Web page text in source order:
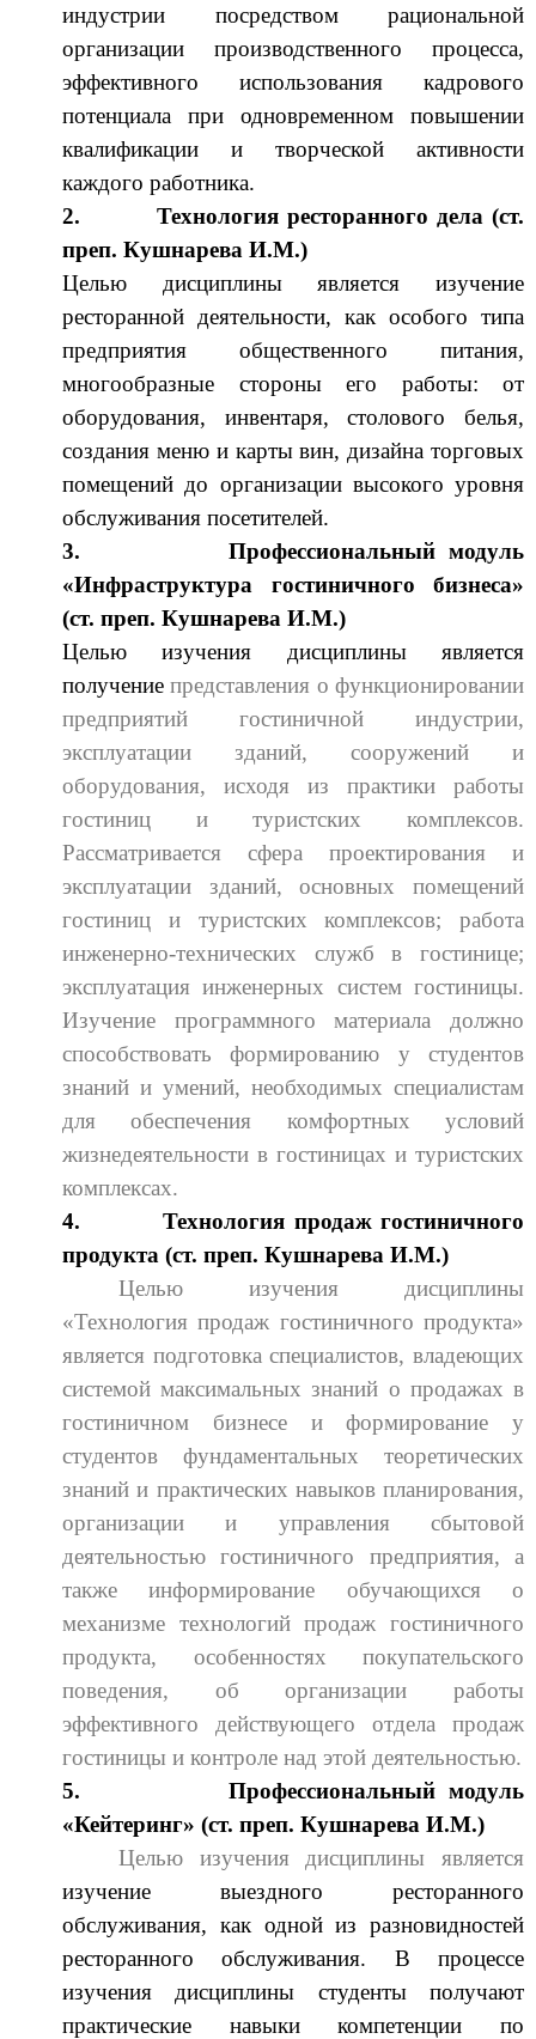
индустрии посредством рациональной
организации производственного процесса,
эффективного использования кадрового
потенциала при одновременном повышении
квалификации и творческой активности
каждого работника.
2.
Технология ресторанного дела (ст.
преп. Кушнарева И.М.)
Целью дисциплины является изучение
ресторанной деятельности, как особого типа
предприятия общественного питания,
многообразные стороны его работы: от
оборудования, инвентаря, столового белья,
создания меню и карты вин, дизайна торговых
помещений до организации высокого уровня
обслуживания посетителей.
3.
Профессиональный модуль
«Инфраструктура гостиничного бизнеса»
(ст. преп. Кушнарева И.М.)
Целью изучения дисциплины является
получениепредставления о функционировании
предприятий гостиничной индустрии,
эксплуатации зданий, сооружений и
оборудования, исходя из практики работы
гостиниц и туристских комплексов.
Рассматривается сфера проектирования и
эксплуатации зданий, основных помещений
гостиниц и туристских комплексов; работа
инженерно-технических служб в гостинице;
эксплуатация инженерных систем гостиницы.
Изучение программного материала должно
способствовать формированию у студентов
знаний и умений, необходимых специалистам
для обеспечения комфортных условий
жизнедеятельности в гостиницах и туристских
комплексах.
4.
Технология продаж гостиничного
продукта (ст. преп. Кушнарева И.М.)
Целью изучения дисциплины
«Технология продаж гостиничного продукта»
является подготовка специалистов, владеющих
системой максимальных знаний о продажах в
гостиничном бизнесе и формирование у
студентов фундаментальных теоретических
знаний и практических навыков планирования,
организации и управления сбытовой
деятельностью гостиничного предприятия, а
также информирование обучающихся о
механизме технологий продаж гостиничного
продукта, особенностях покупательского
поведения, об организации работы
эффективного действующего отдела продаж
гостиницы и контроле над этой деятельностью.
5.
Профессиональный модуль
«Кейтеринг» (ст. преп. Кушнарева И.М.)
Целью изучения дисциплины является
изучение выездного ресторанного
обслуживания, как одной из разновидностей
ресторанного обслуживания. В процессе
изучения дисциплины студенты получают
практические навыки компетенции по